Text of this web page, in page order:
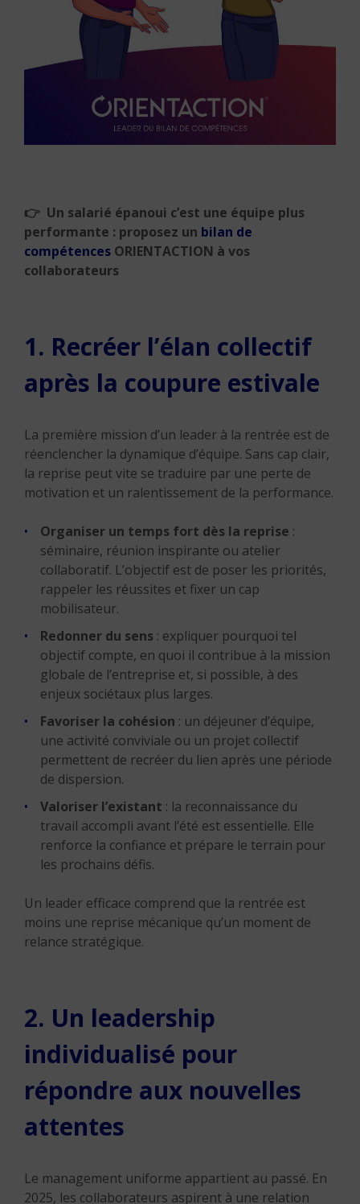
👉 Un salarié épanoui c’est une équipe plus
performante : proposez un bilan de
compétences ORIENTACTION à vos
collaborateurs
1. Recréer l’élan collectif
après la coupure estivale
La première mission d’un leader à la rentrée est de
réenclencher la dynamique d’équipe. Sans cap clair,
la reprise peut vite se traduire par une perte de
motivation et un ralentissement de la performance.
Organiser un temps fort dès la reprise :
séminaire, réunion inspirante ou atelier
collaboratif. L’objectif est de poser les priorités,
rappeler les réussites et fixer un cap
mobilisateur.
Redonner du sens : expliquer pourquoi tel
objectif compte, en quoi il contribue à la mission
globale de l’entreprise et, si possible, à des
enjeux sociétaux plus larges.
Favoriser la cohésion : un déjeuner d’équipe,
une activité conviviale ou un projet collectif
permettent de recréer du lien après une période
de dispersion.
Valoriser l’existant : la reconnaissance du
travail accompli avant l’été est essentielle. Elle
renforce la confiance et prépare le terrain pour
les prochains défis.
Un leader efficace comprend que la rentrée est
moins une reprise mécanique qu’un moment de
relance stratégique.
2. Un leadership
individualisé pour
répondre aux nouvelles
attentes
Le management uniforme appartient au passé. En
2025, les collaborateurs aspirent à une relation